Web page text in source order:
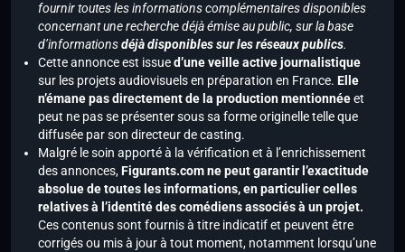
fournir toutes les informations complémentaires disponibles
concernant une recherche déjà émise au public, sur la base
d’informationsdéjà disponibles sur les réseaux publics.
Cette annonce est issued’une veille active journalistique
sur les projets audiovisuels en préparation en France. Elle
n’émane pas directement de la production mentionnéeet
peut ne pas se présenter sous sa forme originelle telle que
diffusée par son directeur de casting.
Malgré le soin apporté à la vérification et à l’enrichissement
des annonces,Figurants.com ne peut garantir l’exactitude
absolue de toutes les informations, en particulier celles
relatives à l’identité des comédiens associés à un projet.
Ces contenus sont fournis à titre indicatif et peuvent être
corrigés ou mis à jour à tout moment, notamment lorsqu’une